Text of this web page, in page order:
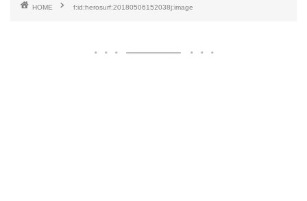
HOME f:id:herosurf:20180506152038j:image